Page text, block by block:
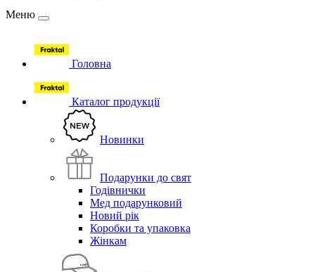
Меню
Головна
Каталог продукції
Новинки
Подарунки до свят
Годівнички
Мед подарунковий
Новий рік
Коробки та упаковка
Жінкам